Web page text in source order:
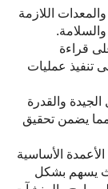
اللازمة
قراءة
تنفيذ عمليات
والقدرة
يضمن تحقيق
الأساسية
يسهم بشكل